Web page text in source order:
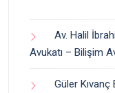
Av. Halil
Avukatı – Bilişim
Güler